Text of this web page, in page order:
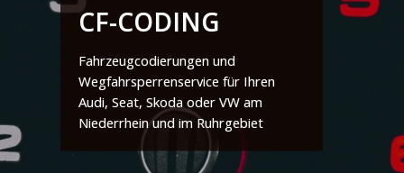
CF-CODING
Fahrzeugcodierungen und
Wegfahrsperrenservice für Ihren
Audi, Seat, Skoda oder VW am
Niederrhein und im Ruhrgebiet